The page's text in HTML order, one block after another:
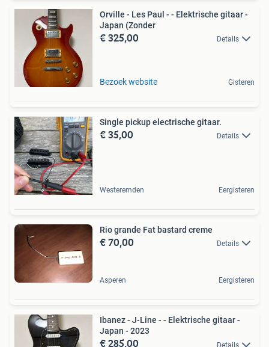
Orville - Les Paul - - Elektrische gitaar -
Japan (Zonder
€ 325,00 Details
Bezoek website Gisteren
Single pickup electrische gitaar.
€ 35,00 Details
Westeremden Eergisteren
Rio grande Fat bastard creme
€ 70,00 Details
Asperen Eergisteren
Ibanez - J-Line - - Elektrische gitaar -
Japan - 2023
€ 285,00 Details